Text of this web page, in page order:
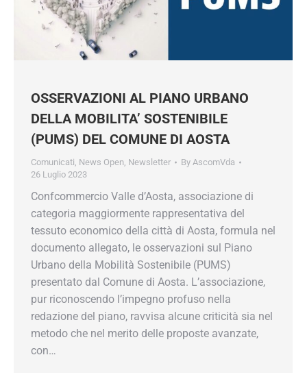
OSSERVAZIONI AL PIANO URBANO
DELLA MOBILITA’ SOSTENIBILE
(PUMS) DEL COMUNE DI AOSTA
Comunicati News Open Newsletter By
AscomVda
26 Luglio 2023
Confcommercio Valle d’Aosta, associazione di
categoria maggiormente rappresentativa del
tessuto economico della città di Aosta, formula
nel documento allegato, le osservazioni sul
Piano Urbano della Mobilità Sostenibile (PUMS)
presentato dal Comune di Aosta. L’associazione,
pur riconoscendo l’impegno profuso nella
redazione del piano, ravvisa alcune criticità sia
nel metodo che nel merito delle proposte
avanzate, con…